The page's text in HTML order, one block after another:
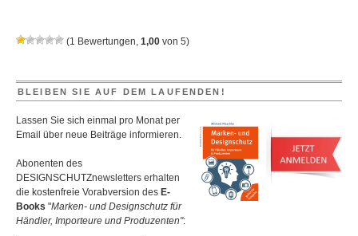
(1 Bewertungen, 1,00 von 5)
BLEIBEN SIE AUF DEM LAUFENDEN!
Lassen Sie sich einmal pro Monat per
Email über neue Beiträge informieren.
Abonenten des
DESIGNSCHUTZnewsletters erhalten
die kostenfreie Vorabversion des E-
Books "Marken- und Designschutz für
Händler, Importeure und Produzenten":